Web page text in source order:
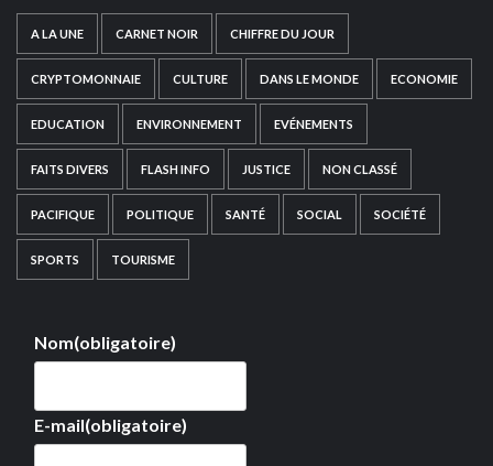
A LA UNE CARNET NOIR CHIFFRE DU JOUR
CRYPTOMONNAIE CULTURE DANS LE MONDE ECONOMIE
EDUCATION ENVIRONNEMENT EVÉNEMENTS
FAITS DIVERS FLASH INFO JUSTICE NON CLASSÉ
PACIFIQUE POLITIQUE SANTÉ SOCIAL SOCIÉTÉ
SPORTS TOURISME
Nom(obligatoire)
E-mail(obligatoire)